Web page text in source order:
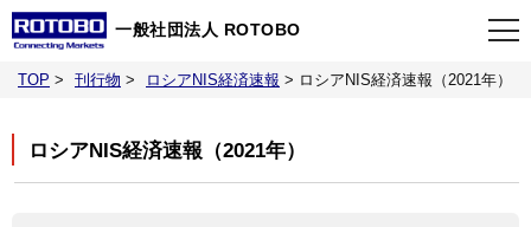
一般社団法人 ROTOBO
TOP > 刊行物 > ロシアNIS経済速報 > ロシアNIS経済速報（2021年）
ロシアNIS経済速報（2021年）